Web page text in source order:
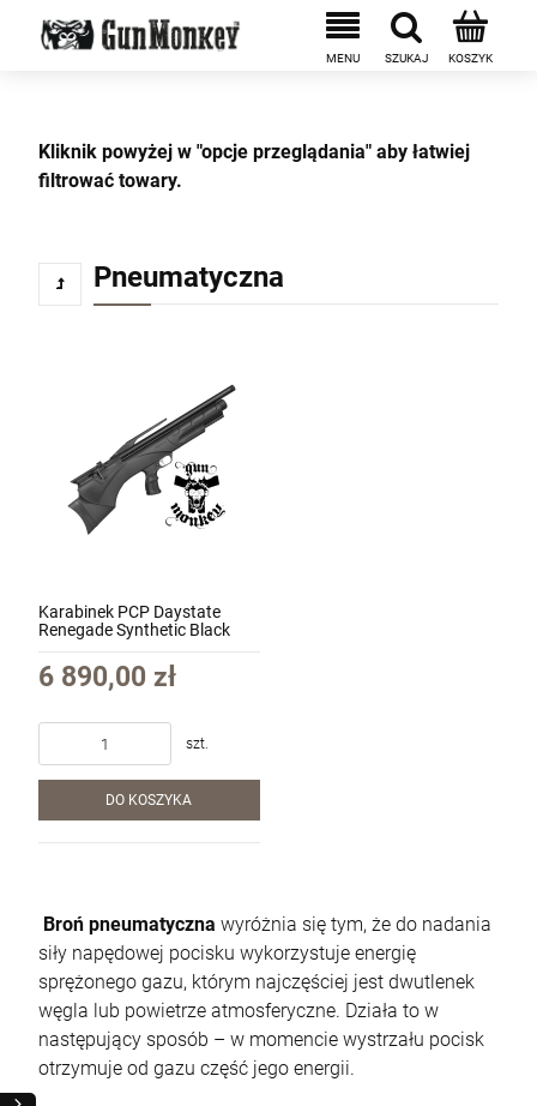
Krótkie spodnie 5.11 Dart Short kol. 956
szt.
DO KOSZYKA
Kliknik powyżej w "opcje przeglądania" aby łatwiej
filtrować towary.
Pneumatyczna
Karabinek PCP Daystate
Renegade Synthetic Black
kal.177/4,5mm (energia
poniżej 17J - 12FT/Lbs)
6 890,00 zł
szt.
DO KOSZYKA
Broń pneumatyczna wyróżnia się tym, że do nadania
siły napędowej pocisku wykorzystuje energię
sprężonego gazu, którym najczęściej jest dwutlenek
węgla lub powietrze atmosferyczne. Działa to w
następujący sposób – w momencie wystrzału pocisk
otrzymuje od gazu część jego energii.